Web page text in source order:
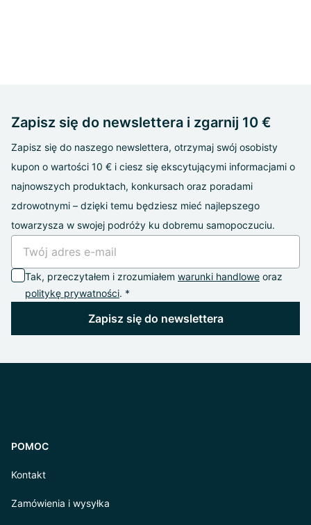
Zapisz się do newslettera i zgarnij 10 €
Zapisz się do naszego newslettera, otrzymaj swój osobisty
kupon o wartości 10 € i ciesz się ekscytującymi informacjami o
najnowszych produktach, konkursach oraz poradami
zdrowotnymi – dzięki temu będziesz mieć najlepszego
towarzysza w swojej podróży ku dobremu samopoczuciu.
Tak, przeczytałem i zrozumiałem warunki handlowe oraz
politykę prywatności. *
Zapisz się do newslettera
POMOC
Kontakt
Zamówienia i wysyłka